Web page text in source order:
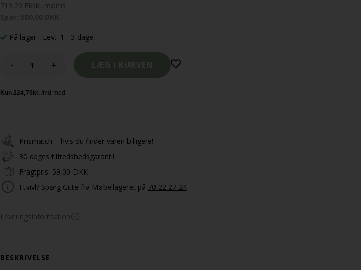
719,20 Ekskl. moms
På lager - Lev. 1 - 3 dage
- +
Prismatch – hvis du finder varen billigere!
30 dages tilfredshedsgaranti!
Fragtpris: 59,00 DKK
I tvivl? Spørg Gitte fra Møbellageret på 70 22 27 24
Leveringsinformation
BESKRIVELSE